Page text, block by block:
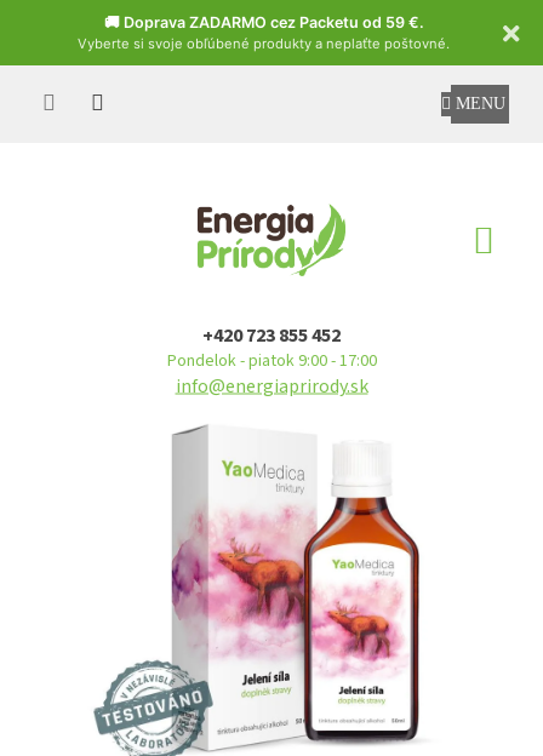
🚚 Doprava ZADARMO cez Packetu od 59 €.
Vyberte si svoje obľúbené produkty a neplaťte poštovné.
Czech
+420 723 855 452
Pondelok - piatok 9:00 - 17:00
info@energiaprirody.sk